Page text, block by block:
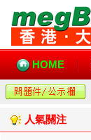
HOME
人氣關注